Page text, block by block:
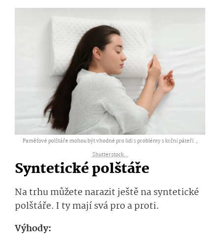
Paměťové polštáře mohou být vhodné pro lidi s problémy s krční páteří. ,
Shutterstock...
Syntetické polštáře
Na trhu můžete narazit ještě na syntetické
polštáře. I ty mají svá pro a proti.
Výhody: